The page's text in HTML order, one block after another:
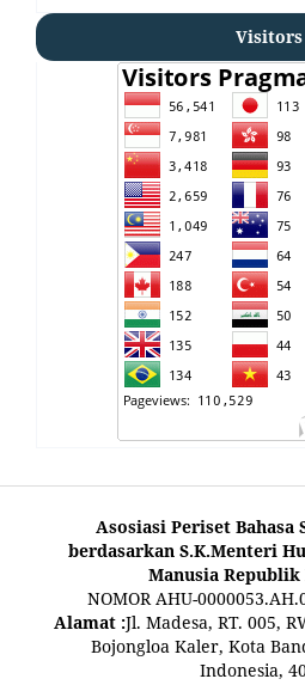
Visitors
Asosiasi Periset Bahasa
berdasarkan S.K.Menteri
Manusia
NOMOR AHU-
Alamat :Jl. Madesa, RT. 005,
Bojongloa Kaler, Kota
Indonesia,